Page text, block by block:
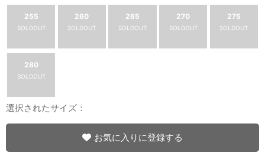
255
SOLDOUT
260
SOLDOUT
265
SOLDOUT
270
SOLDOUT
275
SOLDOUT
280
SOLDOUT
選択されたサイズ：
お気に入りに登録する